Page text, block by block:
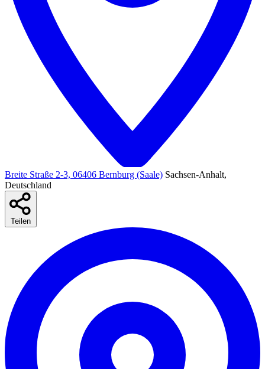
Breite Straße 2-3, 06406 Bernburg (Saale) Sachsen-Anhalt,
Deutschland
Teilen